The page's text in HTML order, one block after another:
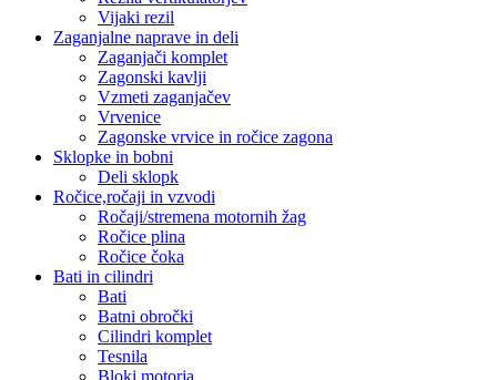
Vijaki rezil
Zaganjalne naprave in deli
Zaganjači komplet
Zagonski kavlji
Vzmeti zaganjačev
Vrvenice
Zagonske vrvice in ročice zagona
Sklopke in bobni
Deli sklopk
Ročice,ročaji in vzvodi
Ročaji/stremena motornih žag
Ročice plina
Ročice čoka
Bati in cilindri
Bati
Batni obročki
Cilindri komplet
Tesnila